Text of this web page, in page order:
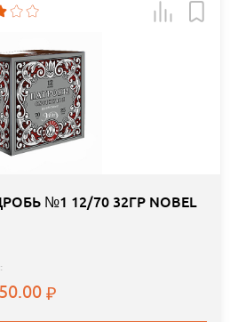
№1 12/70 32ГР NOBEL